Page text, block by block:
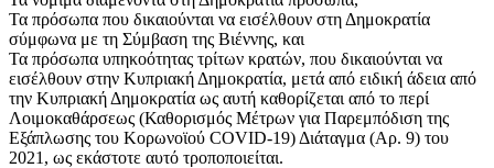
Τα πρόσωπα που δικαιούνται να εισέλθουν στη Δημοκρατία
σύμφωνα με τη Σύμβαση της Βιέννης, και
Τα πρόσωπα υπηκοότητας τρίτων κρατών, που δικαιούνται να
εισέλθουν στην Κυπριακή Δημοκρατία, μετά από ειδική άδεια από
την Κυπριακή Δημοκρατία ως αυτή καθορίζεται από το περί
Λοιμοκαθάρσεως (Καθορισμός Μέτρων για Παρεμπόδιση της
Εξάπλωσης του Κορωνοϊού COVID-19) Διάταγμα (Αρ. 9) του
2021, ως εκάστοτε αυτό τροποποιείται.